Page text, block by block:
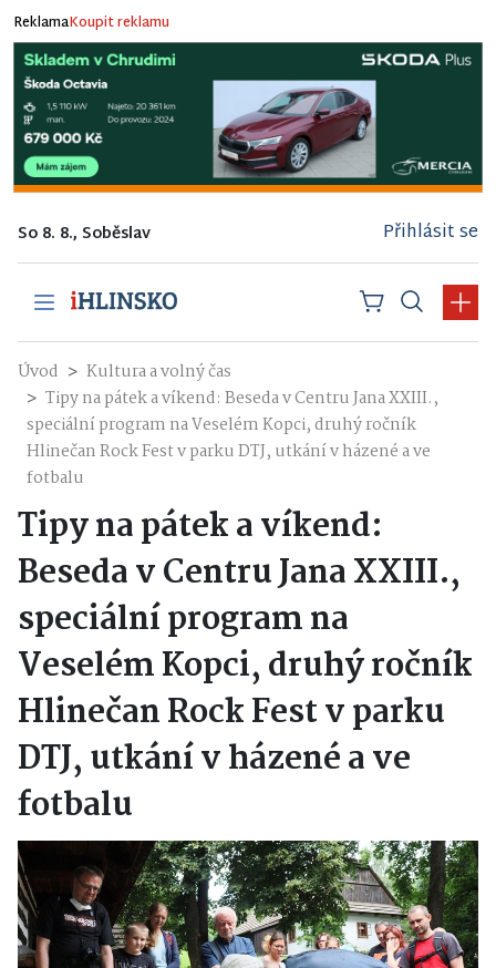
ReklamaKoupit reklamu
So 8. 8., Soběslav Přihlásit se
Úvod
Kultura a volný čas
Tipy na pátek a víkend: Beseda v Centru Jana XXIII.,
speciální program na Veselém Kopci, druhý ročník
Hlinečan Rock Fest v parku DTJ, utkání v házené a ve
fotbalu
Tipy na pátek a víkend:
Beseda v Centru Jana XXIII.,
speciální program na
Veselém Kopci, druhý ročník
Hlinečan Rock Fest v parku
DTJ, utkání v házené a ve
fotbalu